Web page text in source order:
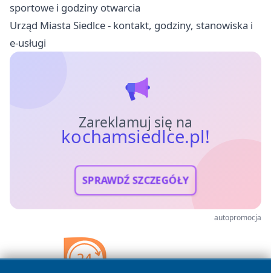
sportowe i godziny otwarcia
Urząd Miasta Siedlce - kontakt, godziny, stanowiska i
e-usługi
Zareklamuj się na
kochamsiedlce.pl!
SPRAWDŹ SZCZEGÓŁY
autopromocja